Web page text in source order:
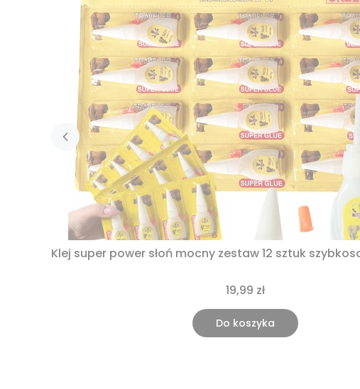
Klej super power słoń mocny zestaw 12 sztuk
19,99 zł
Do koszyka